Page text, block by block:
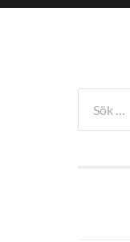
efter: